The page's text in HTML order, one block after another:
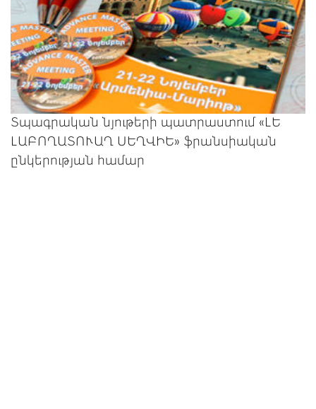
Տպագրական նյութերի պատրաստում «ԼԵ
ԼԱԲՈՂԱՏՈՒԱՂ ՍԵՂՎԻԵ» ֆրանսիական
ընկերության համար